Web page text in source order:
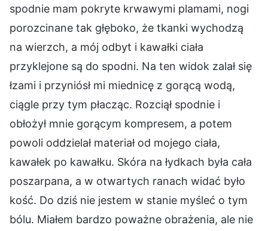
spodnie mam pokryte krwawymi plamami, nogi
porozcinane tak głęboko, że tkanki wychodzą
na wierzch, a mój odbyt i kawałki ciała
przyklejone są do spodni. Na ten widok zalał się
łzami i przyniósł mi miednicę z gorącą wodą,
ciągle przy tym płacząc. Rozciął spodnie i
obłożył mnie gorącym kompresem, a potem
powoli oddzielał materiał od mojego ciała,
kawałek po kawałku. Skóra na łydkach była cała
poszarpana, a w otwartych ranach widać było
kość. Do dziś nie jestem w stanie myśleć o tym
bólu. Miałem bardzo poważne obrażenia, ale nie